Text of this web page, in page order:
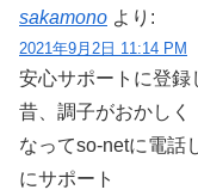
sakamono より:
2021年9月2日 11:14 PM
安心サポートに登録
昔、調子がおかしく
なってso-netに電話
にサポート